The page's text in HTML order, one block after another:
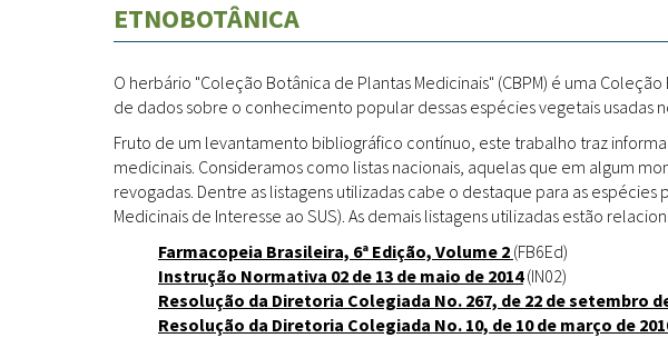
pressione
Enter
ETNOBOTÂNICA
O herbário "Coleção Botânica de Plantas Medicinais" (CBPM) é uma
de dados sobre o conhecimento popular dessas espécies vegetais usadas
Fruto de um levantamento bibliográfico contínuo, este trabalho traz
medicinais. Consideramos como listas nacionais, aquelas que em algum
revogadas. Dentre as listagens utilizadas cabe o destaque para as espécies
Medicinais de Interesse ao SUS). As demais listagens utilizadas estão
Farmacopeia Brasileira, 6ª Edição, Volume 2 (FB6Ed)
Instrução Normativa 02 de 13 de maio de 2014(IN02)
Resolução da Diretoria Colegiada No. 267, de 22 de setembro
Resolução da Diretoria Colegiada No. 10, de 10 de março de